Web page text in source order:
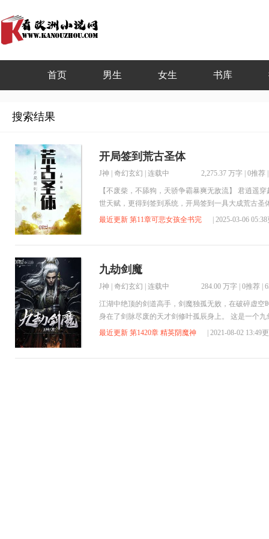
首页 男生 女生 书库
搜索结果
开局签到荒古圣体
J神 奇幻玄幻 | 连载中 2,275.37 万字 0推荐
【不废柴，不舔狗，天骄争霸暴爽无敌流】 君逍遥
世天赋，更得到签到系统，开局签到一具大成荒古
在十岁宴上签到，获得七星奖励，至尊骨！ 在青铜
最近更新 第11章可悲女孩全书完 | 2025-03-06
九劫剑魔
J神 奇幻玄幻 | 连载中 284.00 万字 0推荐
江湖中绝顶的剑道高手，剑魔独孤无败，在破碎虚
身在了剑脉尽废的天才剑修叶孤辰身上。 这是一个
承，更有神秘的太古名剑录，记载了撼天动地的一
最近更新 第1420章 精英阴魔神 | 2021-08-02 13:49